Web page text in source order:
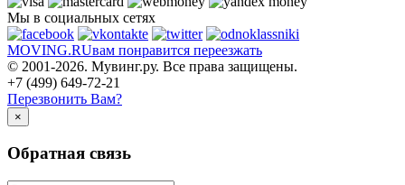
Мы в социальных сетях
MOVING.RUвам понравится переезжать
© 2001-2026. Мувинг.ру. Все права защищены.
+7 (499) 649-72-21
Перезвонить Вам?
×
Обратная связь